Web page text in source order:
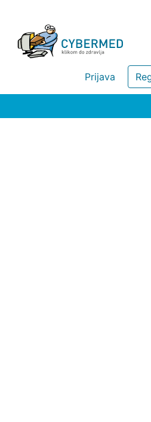
Prijava